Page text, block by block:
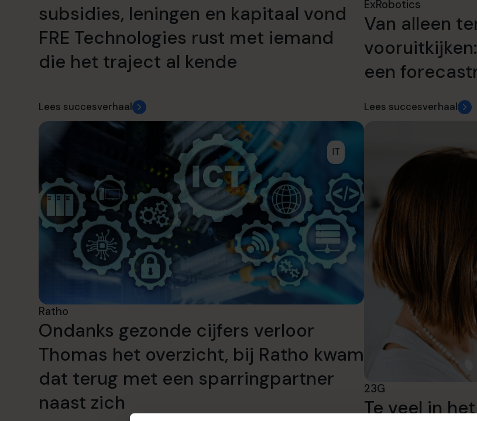
subsidies, leningen en kapitaal vond
FRE Technologies rust met iemand
die het traject al kende
Lees succesverhaal
ExRobotics
Van alleen
een
Lees succesverhaal
IT
Ratho
Ondanks gezonde cijfers verloor
Thomas het overzicht, bij Ratho kwam
dat terug met een sparringpartner
naast zich
23G
Te veel in